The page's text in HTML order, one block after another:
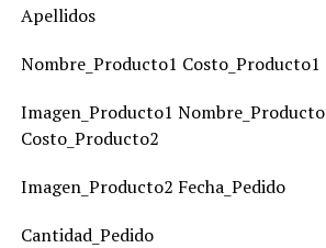
Apellidos
Nombre_Producto1 Costo_Producto1
Imagen_Producto1
Costo_Producto2
Imagen_Producto2 Fecha_Pedido
Cantidad_Pedido